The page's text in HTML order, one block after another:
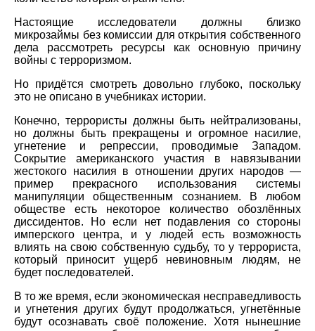
Настоящие исследователи должны близко
микрозаймы без комиссии для открытия собственного
дела рассмотреть ресурсы как основную причину
войны с терроризмом.
Но придётся смотреть довольно глубоко, поскольку
это не описано в учебниках истории.
Конечно, террористы должны быть нейтрализованы,
но должны быть прекращены и огромное насилие,
угнетение и репрессии, проводимые Западом.
Сокрытие американского участия в навязывании
жестокого насилия в отношении других народов —
пример прекрасного использования системы
манипуляции общественным сознанием. В любом
обществе есть некоторое количество обозлённых
диссидентов. Но если нет подавления со стороны
имперского центра, и у людей есть возможность
влиять на свою собственную судьбу, то у террориста,
который приносит ущерб невиновным людям, не
будет последователей.
В то же время, если экономическая несправедливость
и угнетения других будут продолжаться, угнетённые
будут осознавать своё положение. Хотя нынешние